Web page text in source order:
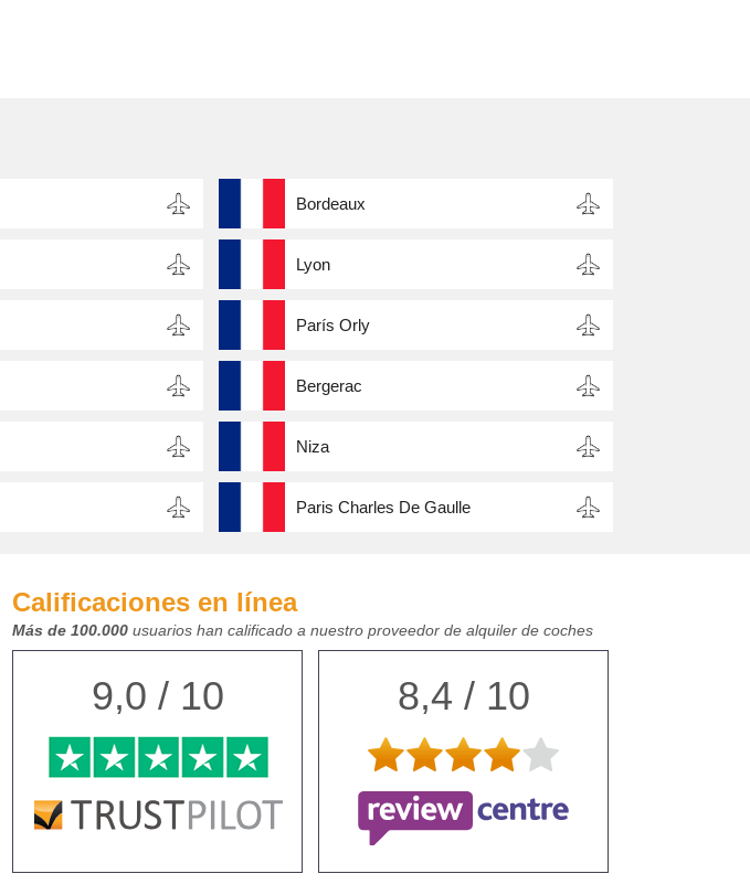
Bordeaux
Lyon
París Orly
Bergerac
Niza
Paris Charles De Gaulle
Calificaciones en línea
Más de 100.000 usuarios han calificado a nuestro proveedor de alquiler de coches
9,0 / 10 8,4 / 10